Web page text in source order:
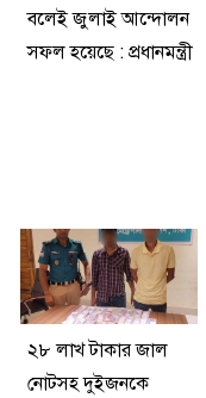
বলেই জুলাই আন্দোলন
সফল হয়েছে : প্রধানমন্ত্রী
২৮ লাখ টাকার জাল
নোটসহ দুইজনকে